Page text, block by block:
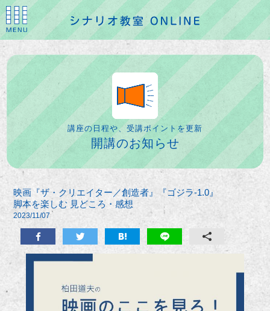
講座の日程や、受講ポイントを更新
開講のお知らせ
映画『ザ・クリエイター／創造者』『ゴジラ-1.0』
脚本を楽しむ 見どころ・感想
2023/11/07